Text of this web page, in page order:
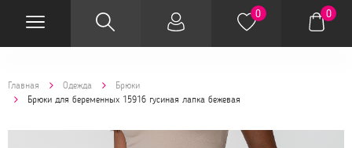
0 0
Главная Одежда
Брюки
Брюки для беременных 15916 гусиная лапка бежевая